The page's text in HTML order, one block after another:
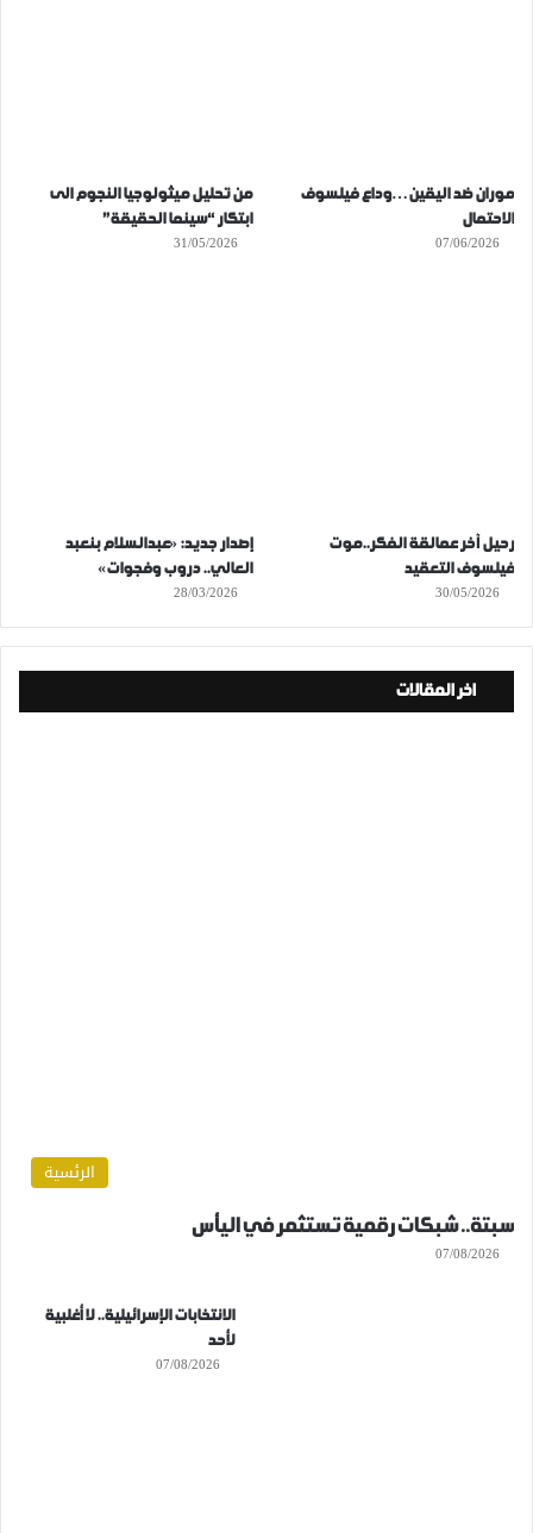
موران ضد اليقين…وداع فيلسوف
الاحتمال
07/06/2026
من تحليل ميثولوجيا النجوم الى
ابتكار “سينما الحقيقة”
31/05/2026
رحيل آخر عمالقة الفكر..موت
فيلسوف التعقيد
30/05/2026
إصدار جديد: «عبدالسلام بنعبد
العالي.. دروب وفجوات»
28/03/2026
اخر المقالات
الرئسية
سبتة.. شبكات رقمية تستثمر في اليأس
07/08/2026
الانتخابات الإسرائيلية.. لا أغلبية
لأحد
07/08/2026